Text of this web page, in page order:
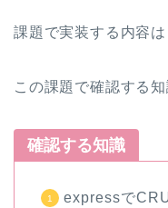
課題で実装する内容は
この課題で確認する
確認する知識
expressで